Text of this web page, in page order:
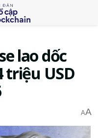
lao dốc
triệu USD
AA